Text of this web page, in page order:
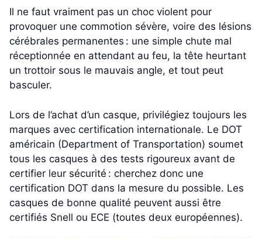
Il ne faut vraiment pas un choc violent pour
provoquer une commotion sévère, voire des lésions
cérébrales permanentes : une simple chute mal
réceptionnée en attendant au feu, la tête heurtant
un trottoir sous le mauvais angle, et tout peut
basculer.
Lors de l’achat d’un casque, privilégiez toujours les
marques avec certification internationale. Le DOT
américain (Department of Transportation) soumet
tous les casques à des tests rigoureux avant de
certifier leur sécurité : cherchez donc une
certification DOT dans la mesure du possible. Les
casques de bonne qualité peuvent aussi être
certifiés Snell ou ECE (toutes deux européennes).